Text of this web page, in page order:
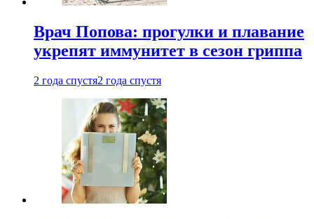
Врач Попова: прогулки и плавание
укрепят иммунитет в сезон гриппа
2 года спустя2 года спустя